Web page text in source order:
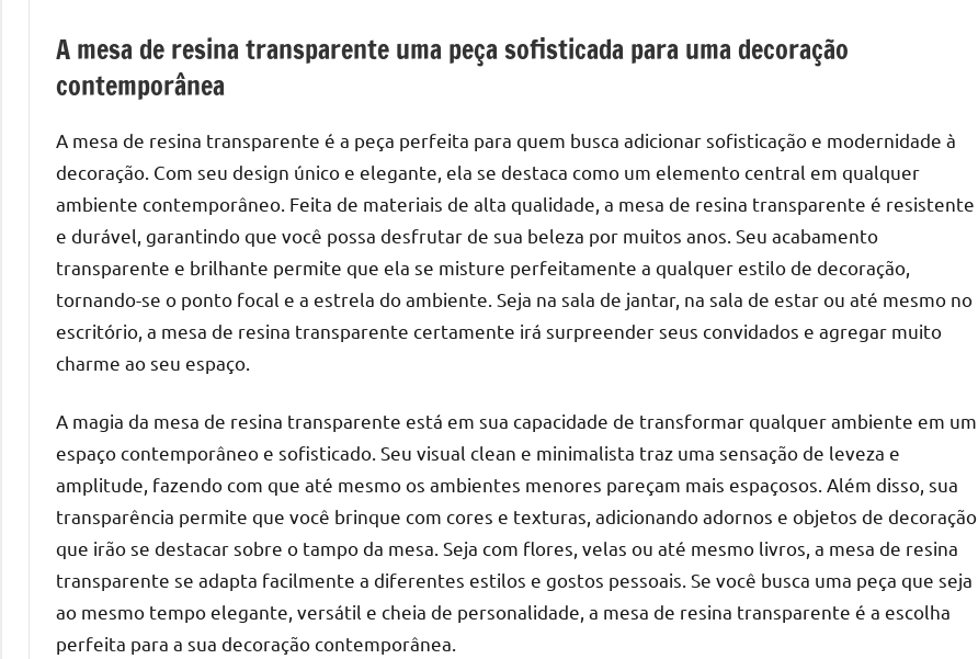
mesas
de
resina
inovadoras
mesas
cascata
resinadas.
à
procura
redonda
para
reuniões
ou
A mesa de resina transparente uma peça sofisticada para uma decoração
contemporânea
A mesa de resina transparente é a peça perfeita para quem busca adicionar sofisticação e modernidade à
decoração. Com seu design único e elegante, ela se destaca como um elemento central em qualquer
ambiente contemporâneo. Feita de materiais de alta qualidade, a mesa de resina transparente é resistente
e durável, garantindo que você possa desfrutar de sua beleza por muitos anos. Seu acabamento
transparente e brilhante permite que ela se misture perfeitamente a qualquer estilo de decoração,
tornando-se o ponto focal e a estrela do ambiente. Seja na sala de jantar, na sala de estar ou até mesmo no
escritório, a mesa de resina transparente certamente irá surpreender seus convidados e agregar muito
charme ao seu espaço.
A magia da mesa de resina transparente está em sua capacidade de transformar qualquer ambiente em um
espaço contemporâneo e sofisticado. Seu visual clean e minimalista traz uma sensação de leveza e
amplitude, fazendo com que até mesmo os ambientes menores pareçam mais espaçosos. Além disso, sua
transparência permite que você brinque com cores e texturas, adicionando adornos e objetos de decoração
que irão se destacar sobre o tampo da mesa. Seja com flores, velas ou até mesmo livros, a mesa de resina
transparente se adapta facilmente a diferentes estilos e gostos pessoais. Se você busca uma peça que seja
ao mesmo tempo elegante, versátil e cheia de personalidade, a mesa de resina transparente é a escolha
perfeita para a sua decoração contemporânea.